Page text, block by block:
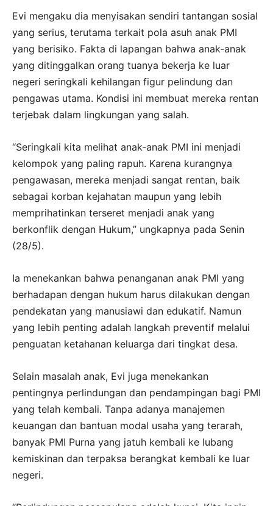
Evi mengaku dia menyisakan sendiri tantangan sosial
yang serius, terutama terkait pola asuh anak PMI
yang berisiko. Fakta di lapangan bahwa anak-anak
yang ditinggalkan orang tuanya bekerja ke luar
negeri seringkali kehilangan figur pelindung dan
pengawas utama. Kondisi ini membuat mereka rentan
terjebak dalam lingkungan yang salah.
“Seringkali kita melihat anak-anak PMI ini menjadi
kelompok yang paling rapuh. Karena kurangnya
pengawasan, mereka menjadi sangat rentan, baik
sebagai korban kejahatan maupun yang lebih
memprihatinkan terseret menjadi anak yang
berkonflik dengan Hukum,” ungkapnya pada Senin
(28/5).
Ia menekankan bahwa penanganan anak PMI yang
berhadapan dengan hukum harus dilakukan dengan
pendekatan yang manusiawi dan edukatif. Namun
yang lebih penting adalah langkah preventif melalui
penguatan ketahanan keluarga dari tingkat desa.
Selain masalah anak, Evi juga menekankan
pentingnya perlindungan dan pendampingan bagi PMI
yang telah kembali. Tanpa adanya manajemen
keuangan dan bantuan modal usaha yang terarah,
banyak PMI Purna yang jatuh kembali ke lubang
kemiskinan dan terpaksa berangkat kembali ke luar
negeri.